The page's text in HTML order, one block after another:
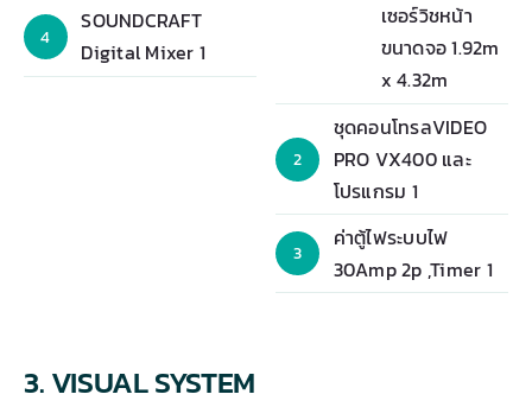
4
SOUNDCRAFT
Digital Mixer 1
เซอร์วิชหน้า
ขนาดจอ 1.92m
x 4.32m
2
ชุดคอนโทรลVIDEO
PRO VX400 และ
โปรแกรม 1
3
ค่าตู้ไฟระบบไฟ
30Amp 2p ,Timer 1
3. VISUAL SYSTEM